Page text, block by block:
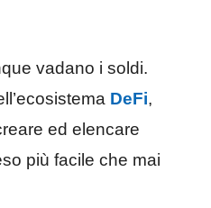
vadano i soldi.
DeFi,
ed elencare
più facile che mai